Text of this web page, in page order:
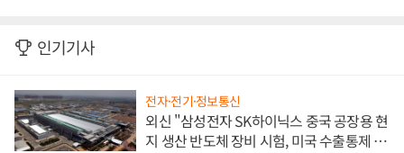
인기기사
전자·전기·정보통신
외신 "삼성전자 SK하이닉스 중국 공장용 현
지 생산 반도체 장비 시험, 미국 수출통제 대